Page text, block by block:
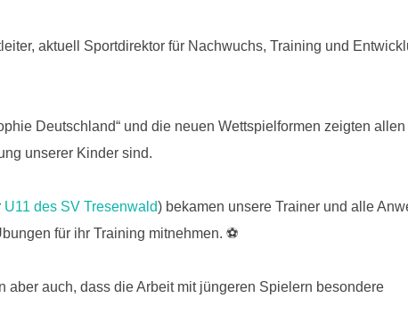
aktuell Sportdirektor für Nachwuchs, Training und
Deutschland“ und die neuen Wettspielformen zeigten allen
unserer Kinder sind.
U11 des SV Tresenwald) bekamen unsere Trainer und alle
für ihr Training mitnehmen. ⚽
aber auch, dass die Arbeit mit jüngeren Spielern besondere